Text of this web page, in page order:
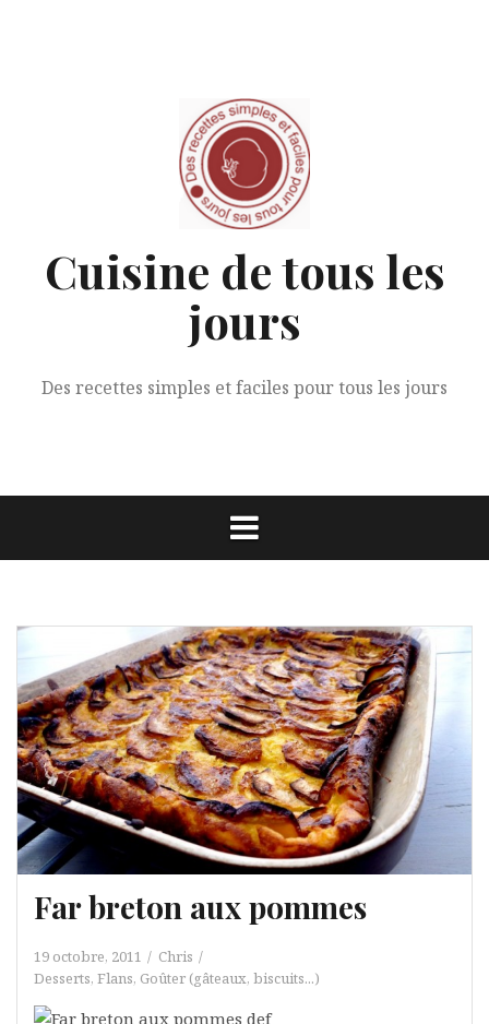
Cuisine de tous les
jours
Des recettes simples et faciles pour tous les jours
Far breton aux pommes
19 octobre, 2011
Chris
Desserts, Flans, Goûter (gâteaux, biscuits...)